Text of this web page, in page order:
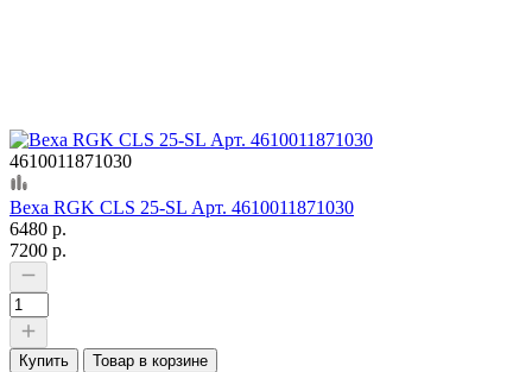
4610011871030
Веха RGK CLS 25-SL Арт. 4610011871030
6480 р.
7200 р.
Купить Товар в корзине